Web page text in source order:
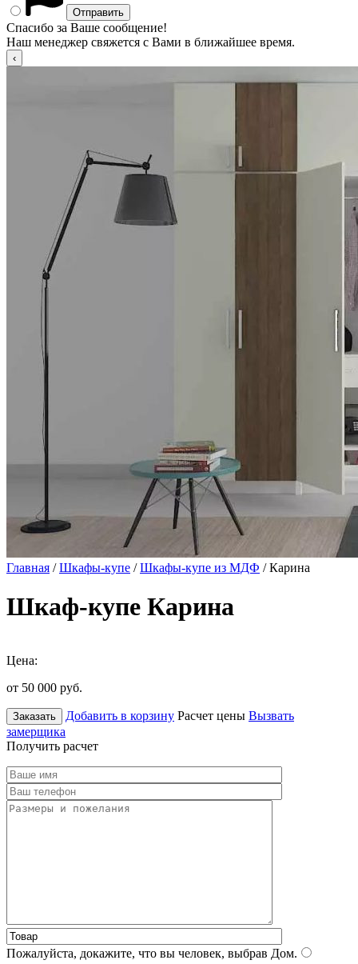
Спасибо за Ваше сообщение!
Наш менеджер свяжется с Вами в ближайшее время.
Главная /Шкафы-купе /Шкафы-купе из МДФ / Карина
Шкаф-купе Карина
Цена:
от 50 000 руб.
Заказать Добавить в корзину Расчет цены Вызвать
замерщика
Получить расчет
Пожалуйста, докажите, что вы человек, выбрав Дом.